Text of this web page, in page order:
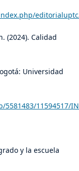
(2024). Calidad
Universidad
11594517/
y la escuela